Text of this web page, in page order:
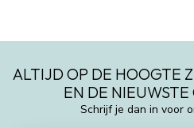
ALTIJD OP DE HOOGTE
EN DE
Schrijf je dan in voor